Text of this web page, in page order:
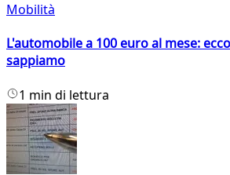
Mobilità
L'automobile a 100 euro al mese:
sappiamo
1 min di lettura